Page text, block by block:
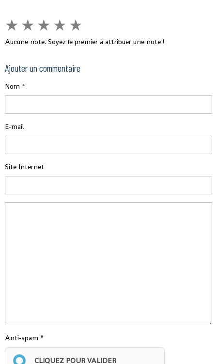
★ ★ ★ ★ ★
Aucune note. Soyez le premier à attribuer une note !
Ajouter un commentaire
Nom
E-mail
Site Internet
Anti-spam
CLIQUEZ POUR VALIDER